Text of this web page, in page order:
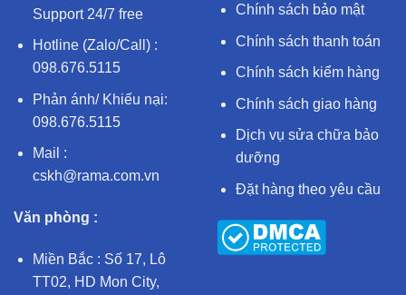
Support 24/7 free
Hotline (Zalo/Call) :
098.676.5115
Phản ánh/ Khiếu nại:
098.676.5115
Mail :
cskh@rama.com.vn
Văn phòng :
Miền Bắc : Số 17, Lô
TT02, HD Mon City,
Chính sách bảo mật
Chính sách thanh toán
Chính sách kiểm hàng
Chính sách giao hàng
Dịch vụ sửa chữa bảo
dưỡng
Đặt hàng theo yêu cầu